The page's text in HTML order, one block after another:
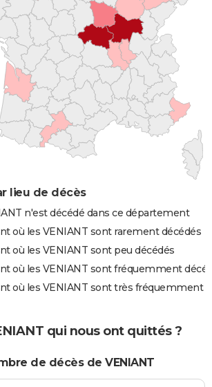
lieu de décès
n'est décédé dans ce département
où les VENIANT sont rarement décédés
où les VENIANT sont peu décédés
où les VENIANT sont fréquemment
où les VENIANT sont très fréquemment
qui nous ont quittés ?
de décès de VENIANT